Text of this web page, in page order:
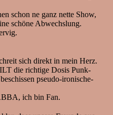
schon ne ganz nette Show,
schöne Abwechslung.
sich direkt in mein Herz.
die richtige Dosis Punk-
pseudo-ironische-
ich bin Fan.